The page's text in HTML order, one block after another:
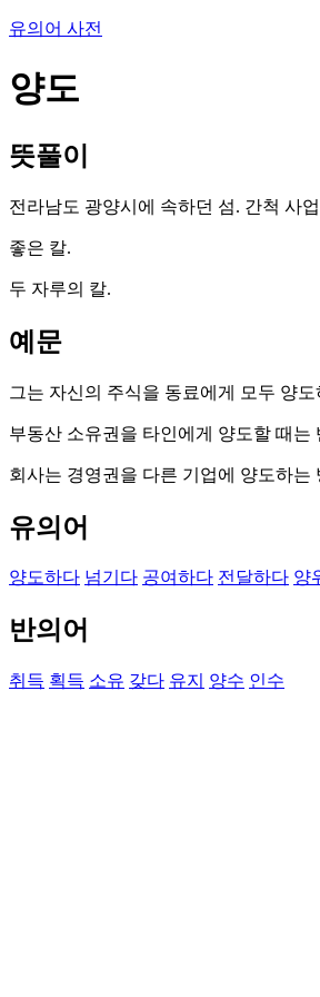
유의어 사전
양도
뜻풀이
전라남도 광양시에 속하던 섬. 간척 사
좋은 칼.
두 자루의 칼.
예문
그는 자신의 주식을 동료에게 모두 양
부동산 소유권을 타인에게 양도할 때는
회사는 경영권을 다른 기업에 양도하는
유의어
양도하다 넘기다 공여하다 전달하다 양
반의어
취득 획득 소유 갖다 유지 양수 인수